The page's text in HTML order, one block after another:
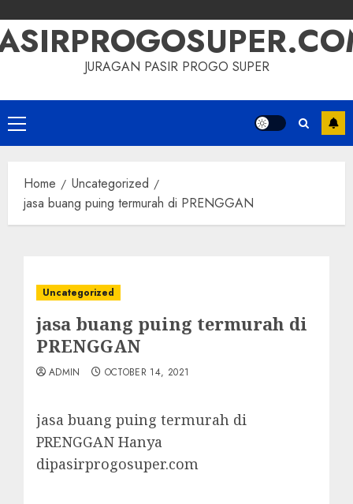
JURAGAN PASIR PROGO SUPER
Primary
Menu
Home
Uncategorized
jasa buang puing termurah di PRENGGAN
Uncategorized
jasa buang puing termurah di
PRENGGAN
ADMIN OCTOBER 14, 2021
jasa buang puing termurah di
PRENGGAN Hanya
dipasirprogosuper.com